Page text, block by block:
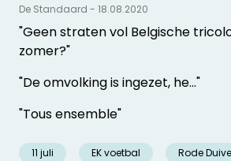
"Geen straten vol Belgische
zomer?"
"De omvolking is ingezet, he..."
"Tous ensemble"
11 juli EK voetbal Rode
De Standaard - 18.08.2020